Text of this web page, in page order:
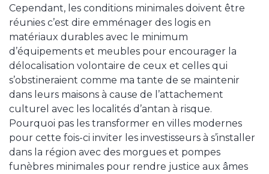
Cependant, les conditions minimales doivent être
réunies c’est dire emménager des logis en
matériaux durables avec le minimum
d’équipements et meubles pour encourager la
délocalisation volontaire de ceux et celles qui
s’obstineraient comme ma tante de se maintenir
dans leurs maisons à cause de l’attachement
culturel avec les localités d’antan à risque.
Pourquoi pas les transformer en villes modernes
pour cette fois-ci inviter les investisseurs à s’installer
dans la région avec des morgues et pompes
funèbres minimales pour rendre justice aux âmes